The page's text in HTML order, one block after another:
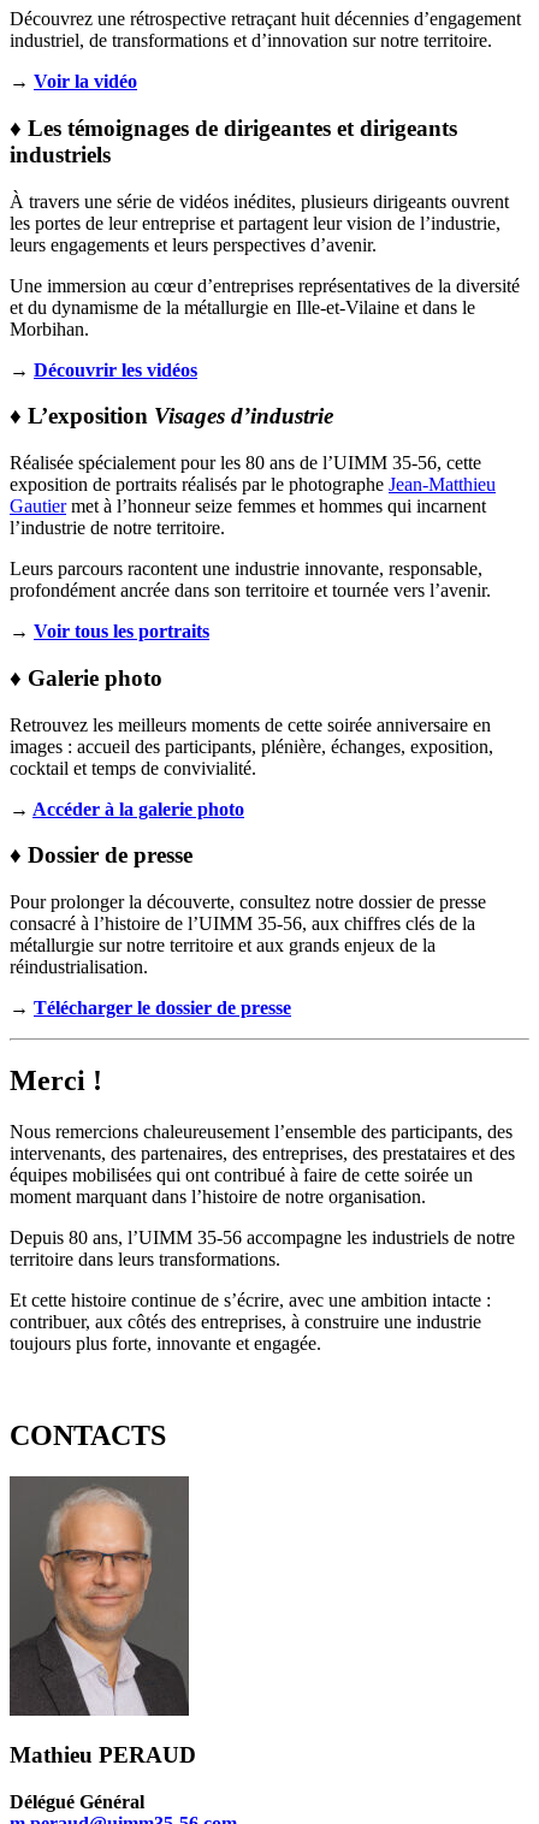
Découvrez une rétrospective retraçant huit décennies d’engagement
industriel, de transformations et d’innovation sur notre territoire.
→ Voir la vidéo
♦ Les témoignages de dirigeantes et dirigeants
industriels
À travers une série de vidéos inédites, plusieurs dirigeants ouvrent
les portes de leur entreprise et partagent leur vision de l’industrie,
leurs engagements et leurs perspectives d’avenir.
Une immersion au cœur d’entreprises représentatives de la diversité
et du dynamisme de la métallurgie en Ille-et-Vilaine et dans le
Morbihan.
→ Découvrir les vidéos
♦ L’exposition Visages d’industrie
Réalisée spécialement pour les 80 ans de l’UIMM 35-56, cette
exposition de portraits réalisés par le photographe Jean-Matthieu
Gautiermet à l’honneur seize femmes et hommes qui incarnent
l’industrie de notre territoire.
Leurs parcours racontent une industrie innovante, responsable,
profondément ancrée dans son territoire et tournée vers l’avenir.
→ Voir tous les portraits
♦ Galerie photo
Retrouvez les meilleurs moments de cette soirée anniversaire en
images : accueil des participants, plénière, échanges, exposition,
cocktail et temps de convivialité.
→ Accéder à la galerie photo
♦ Dossier de presse
Pour prolonger la découverte, consultez notre dossier de presse
consacré à l’histoire de l’UIMM 35-56, aux chiffres clés de la
métallurgie sur notre territoire et aux grands enjeux de la
réindustrialisation.
→ Télécharger le dossier de presse
Merci !
Nous remercions chaleureusement l’ensemble des participants, des
intervenants, des partenaires, des entreprises, des prestataires et des
équipes mobilisées qui ont contribué à faire de cette soirée un
moment marquant dans l’histoire de notre organisation.
Depuis 80 ans, l’UIMM 35-56 accompagne les industriels de notre
territoire dans leurs transformations.
Et cette histoire continue de s’écrire, avec une ambition intacte :
contribuer, aux côtés des entreprises, à construire une industrie
toujours plus forte, innovante et engagée.
CONTACTS
Mathieu PERAUD
Délégué Général